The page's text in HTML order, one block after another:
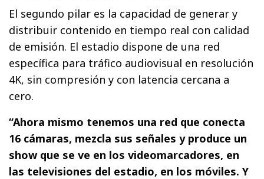
El segundo pilar es la capacidad de generar y
distribuir contenido en tiempo real con calidad
de emisión. El estadio dispone de una red
específica para tráfico audiovisual en resolución
4K, sin compresión y con latencia cercana a
cero.
“Ahora mismo tenemos una red que conecta
16 cámaras, mezcla sus señales y produce un
show que se ve en los videomarcadores, en
las televisiones del estadio, en los móviles. Y